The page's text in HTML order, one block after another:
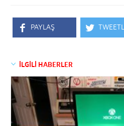
PAYLAŞ
İLGİLİ HABERLER